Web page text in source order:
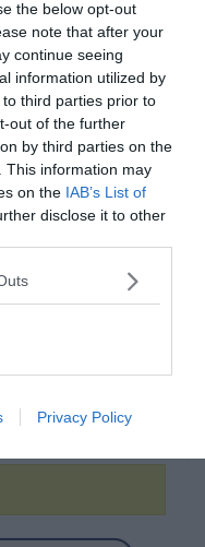
the below opt-out
note that after your
continue seeing
information utilized by
third parties prior to
out of the further
by third parties on the
This information may
on the IAB’s List of
disclose it to other
Privacy Policy
ér rá